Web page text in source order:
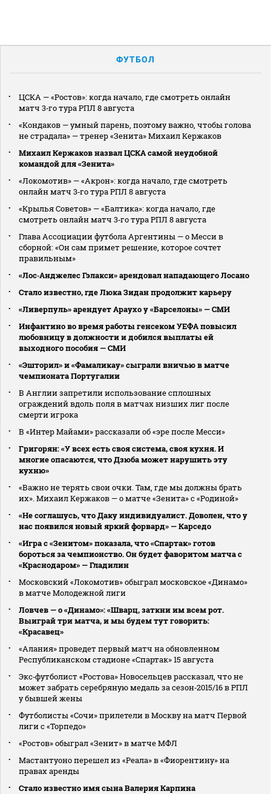
ФУТБОЛ
ЦСКА — «Ростов»: когда начало, где смотреть онлайн
матч 3‑го тура РПЛ 8 августа
«Кондаков — умный парень, поэтому важно, чтобы голова
не страдала» — тренер «Зенита» Михаил Кержаков
Михаил Кержаков назвал ЦСКА самой неудобной
командой для «Зенита»
«Локомотив» — «Акрон»: когда начало, где смотреть
онлайн матч 3‑го тура РПЛ 8 августа
«Крылья Советов» — «Балтика»: когда начало, где
смотреть онлайн матч 3‑го тура РПЛ 8 августа
Глава Ассоциации футбола Аргентины — о Месси в
сборной: «Он сам примет решение, которое сочтет
правильным»
«Лос‑Анджелес Гэлакси» арендовал нападающего Лосано
Стало известно, где Люка Зидан продолжит карьеру
«Ливерпуль» арендует Араухо у «Барселоны» — СМИ
Инфантино во время работы генсеком УЕФА повысил
любовницу в должности и добился выплаты ей
выходного пособия — СМИ
«Эшторил» и «Фамаликау» сыграли вничью в матче
чемпионата Португалии
В Англии запретили использование сплошных
ограждений вдоль поля в матчах низших лиг после
смерти игрока
В «Интер Майами» рассказали об «эре после Месси»
Григорян: «У всех есть своя система, своя кухня. И
многие опасаются, что Дзюба может нарушить эту
кухню»
«Важно не терять свои очки. Там, где мы должны брать
их». Михаил Кержаков — о матче «Зенита» с «Родиной»
«Не соглашусь, что Даку индивидуалист. Доволен, что у
нас появился новый яркий форвард» — Карседо
«Игра с «Зенитом» показала, что «Спартак» готов
бороться за чемпионство. Он будет фаворитом матча с
«Краснодаром» — Гладилин
Московский «Локомотив» обыграл московское «Динамо»
в матче Молодежной лиги
Ловчев — о «Динамо»: «Шварц, заткни им всем рот.
Выиграй три матча, и мы будем тут говорить:
«Красавец»
«Алания» проведет первый матч на обновленном
Республиканском стадионе «Спартак» 15 августа
Экс‑футболист «Ростова» Новосельцев рассказал, что не
может забрать серебряную медаль за сезон‑2015/16 в РПЛ
у бывшей жены
Футболисты «Сочи» прилетели в Москву на матч Первой
лиги с «Торпедо»
«Ростов» обыграл «Зенит» в матче МФЛ
Мастантуоно перешел из «Реала» в «Фиорентину» на
правах аренды
Стало известно имя сына Валерия Карпина